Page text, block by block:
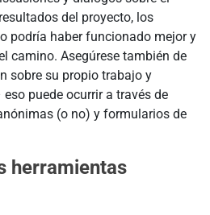
del proyecto, los
podría haber funcionado mejor y
camino. Asegúrese también de
sobre su propio trabajo y
puede ocurrir a través de
(o no) y formularios de
herramientas